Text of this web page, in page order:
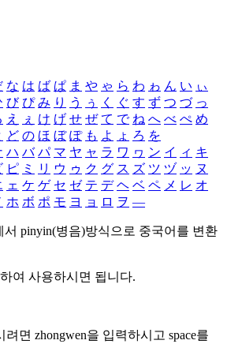
な は ば ぱ ま や ゃ ら わ ゎ ん い ぃ
び ぴ み り う ぅ く ぐ す ず つ づ っ
え ぇ け げ せ ぜ て で ね へ べ ぺ め
ど の ほ ぼ ぽ も よ ょ ろ を
ハ バ パ マ ヤ ャ ラ ワ ヮ ン イ ィ キ
ピ ミ リ ウ ゥ ク グ ス ズ ツ ヅ ッ ヌ
ェ ケ ゲ セ ゼ テ デ ヘ ベ ペ メ レ オ
ホ ボ ポ モ ヨ ョ ロ ヲ ―
서 pinyin(병음)방식으로 중국어를 변환
여 사용하시면 됩니다.
려면 zhongwen을 입력하시고 space를